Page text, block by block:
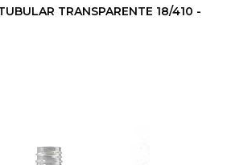
TRANSPARENTE 18/410 -